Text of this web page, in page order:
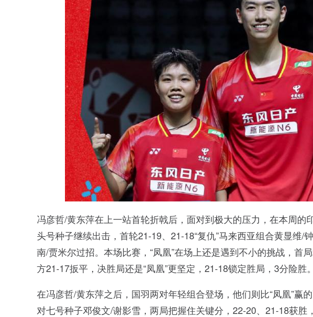
冯彦哲/黄东萍在上一站首轮折戟后，面对到极大的压力，在本周的
头号种子继续出击，首轮21-19、21-18“复仇”马来西亚组合黄显维/
南/贾米尔过招。本场比赛，“凤凰”在场上还是遇到不小的挑战，首
方21-17扳平，决胜局还是“凤凰”更坚定，21-18锁定胜局，3分险胜。
在冯彦哲/黄东萍之后，国羽两对年轻组合登场，他们则比“凤凰”
对七号种子邓俊文/谢影雪，两局把握住关键分，22-20、21-18获胜